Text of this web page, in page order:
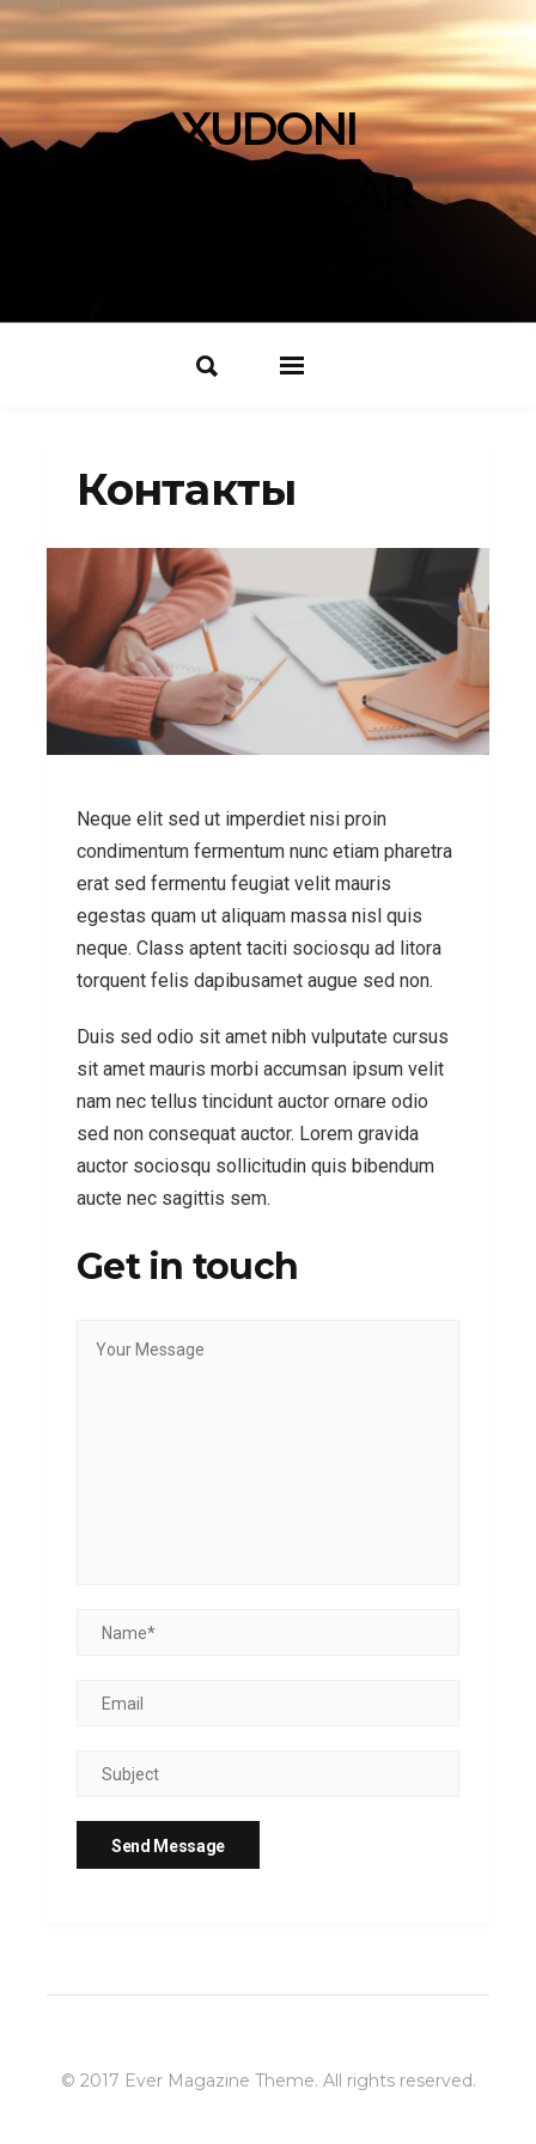
XUDONI
IZLOVCHILAR
Контакты
Neque elit sed ut imperdiet nisi proin
condimentum fermentum nunc etiam pharetra
erat sed fermentu feugiat velit mauris
egestas quam ut aliquam massa nisl quis
neque. Class aptent taciti sociosqu ad litora
torquent felis dapibusamet augue sed non.
Duis sed odio sit amet nibh vulputate cursus
sit amet mauris morbi accumsan ipsum velit
nam nec tellus tincidunt auctor ornare odio
sed non consequat auctor. Lorem gravida
auctor sociosqu sollicitudin quis bibendum
aucte nec sagittis sem.
Get in touch
© 2017 Ever Magazine Theme. All rights reserved.